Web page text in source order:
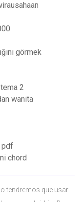
görmek
2
wanita
pdf
chord
tendremos que usar